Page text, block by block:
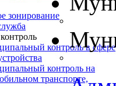
зонирование
контроль в сфере
контроль на
транспорте,